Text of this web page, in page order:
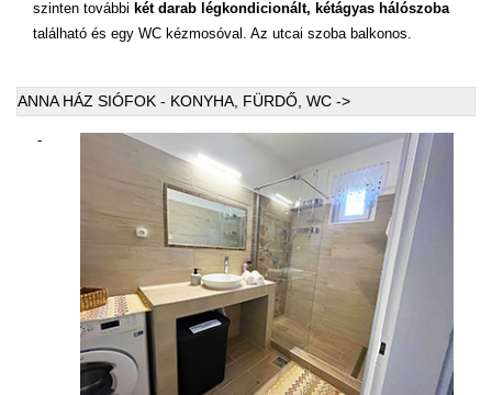
szinten további két darab légkondicionált, kétágyas hálószoba
található és egy WC kézmosóval. Az utcai szoba balkonos.
ANNA HÁZ SIÓFOK - KONYHA, FÜRDŐ, WC ->
-